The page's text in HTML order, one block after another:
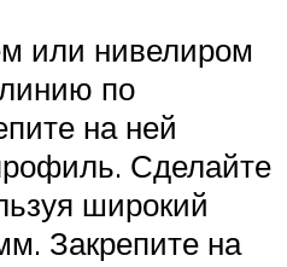
или нивелиром
по
на ней
Сделайте
широкий
Закрепите на